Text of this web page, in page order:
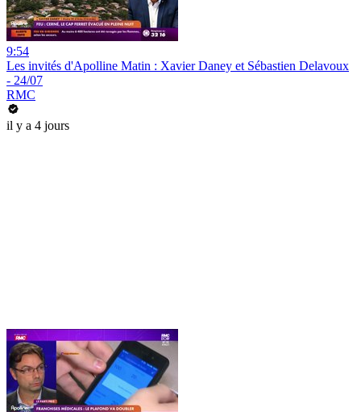
9:54
Les invités d'Apolline Matin : Xavier Daney et Sébastien Delavoux
- 24/07
RMC
il y a 4 jours